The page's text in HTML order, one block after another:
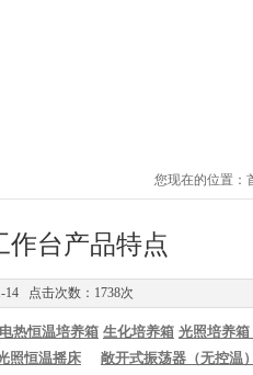
您现在的位置：
作台产品特点
14 点击次数：1738次
电热恒温培养箱 生化培养箱 光照培养箱
照恒温摇床 敞开式振荡器（无控温）